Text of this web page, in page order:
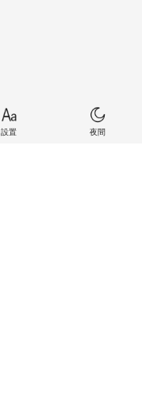
設置 夜間